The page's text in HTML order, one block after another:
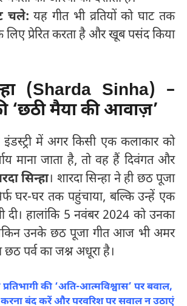
चले: यह गीत भी व्रतियों को घाट तक
प्रेरित करता है और खूब पसंद किया
(Sharda Sinha) –
‘छठी मैया की आवाज़’
में अगर किसी एक कलाकार को
माना जाता है, तो वह हैं दिवंगत और
सिन्हा। शारदा सिन्हा ने ही छठ पूजा
घर-घर तक पहुंचाया, बल्कि उन्हें एक
दी। हालांकि 5 नवंबर 2024 को उनका
उनके छठ पूजा गीत आज भी अमर
पर्व का जश्न अधूरा है।
की ‘अति-आत्मविश्वास’ पर बवाल,
करना बंद करें और परवरिश पर सवाल न उठाएं